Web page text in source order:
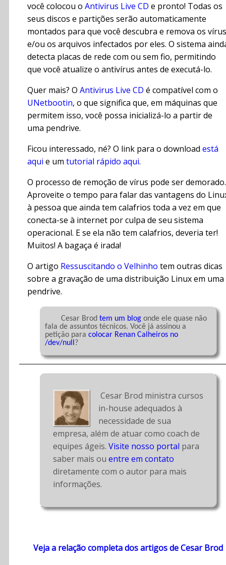
você colocou o Antivirus Live CD e pronto! Todas os
seus discos e partições serão automaticamente
montados para que você descubra e remova os vírus
e/ou os arquivos infectados por eles. O sistema
detecta placas de rede com ou sem fio, permitindo
que você atualize o antivírus antes de executá-lo.
Quer mais? O Antivirus Live CD é compatível com o
UNetbootin, o que significa que, em máquinas que
permitem isso, você possa inicializá-lo a partir de
uma pendrive.
Ficou interessado, né? O link para o download está
aqui e um tutorial rápido aqui.
O processo de remoção de vírus pode ser demorado.
Aproveite o tempo para falar das vantagens do
à pessoa que ainda tem calafrios toda a vez em que
conecta-se à internet por culpa de seu sistema
operacional. E se ela não tem calafrios, deveria ter!
Muitos! A bagaça é irada!
O artigo Ressuscitando o Velhinho tem outras dicas
sobre a gravação de uma distribuição Linux em uma
pendrive.
	Cesar Brod
tem um blog onde ele quase não
fala de assuntos técnicos. Você já assinou a
petição para colocar Renan Calheiros no
/dev/null?
Cesar Brod ministra cursos
in-house adequados à
necessidade de sua
empresa, além de atuar como coach de
equipes ágeis. Visite nosso portal para
saber mais ou entre em contato
diretamente com o autor para mais
informações.
Veja a relação completa dos artigos de Cesar Brod